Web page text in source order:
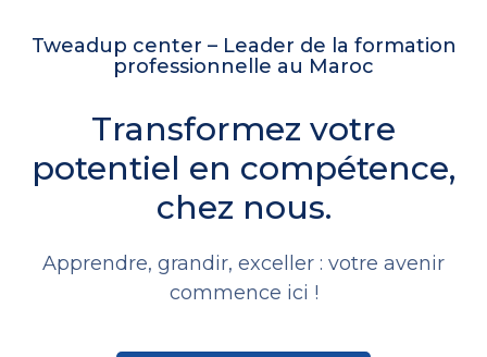
Tweadup center – Leader de la formation
professionnelle au Maroc
Transformez votre
potentiel en compétence,
chez nous.
Apprendre, grandir, exceller : votre avenir
commence ici !